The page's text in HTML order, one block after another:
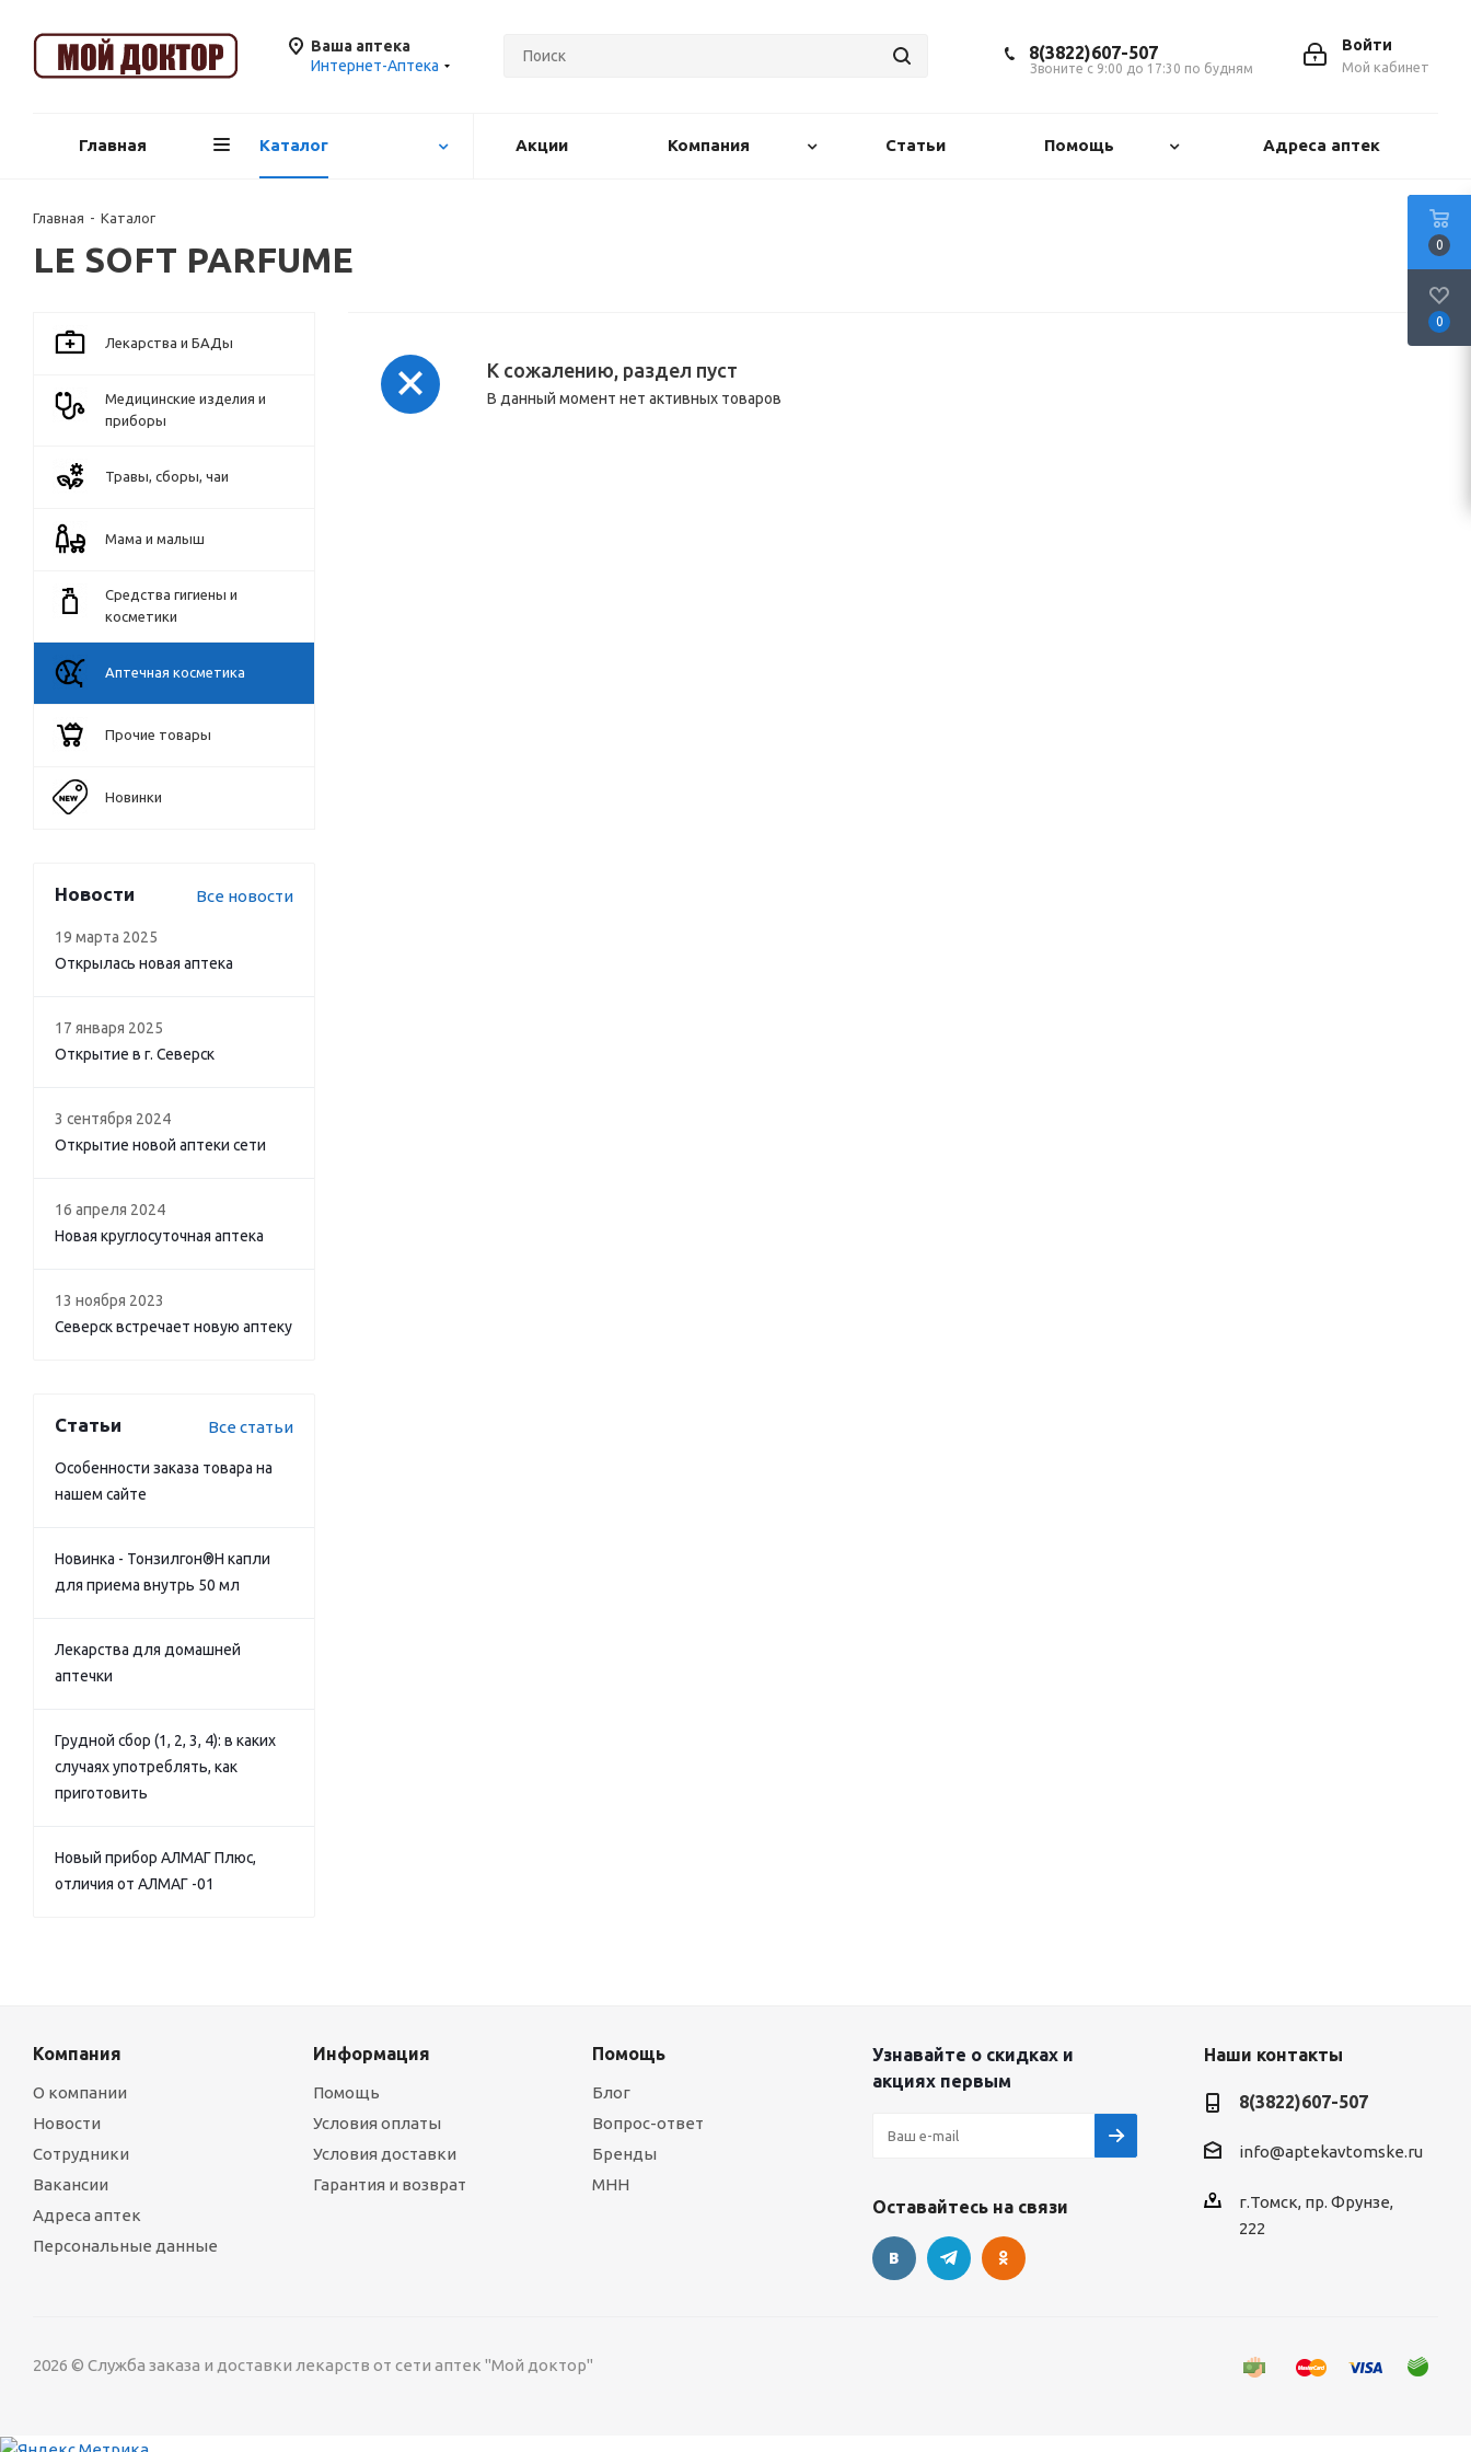
Ваша аптека
Интернет-Аптека
Войти
Мой кабинет
8(3822)607-507
Звоните с 9:00 до 17:30 по будням
Главная Каталог Акции Компания Статьи Помощь Адреса аптек
Главная - Каталог
LE SOFT PARFUME
К сожалению, раздел пуст
В данный момент нет активных товаров
Лекарства и БАДы
Медицинские изделия и
приборы
Травы, сборы, чаи
Мама и малыш
Средства гигиены и
косметики
Аптечная косметика
Прочие товары
Новинки
Новости Все новости
19 марта 2025
Открылась новая аптека
17 января 2025
Открытие в г. Северск
3 сентября 2024
Открытие новой аптеки сети
16 апреля 2024
Новая круглосуточная аптека
13 ноября 2023
Северск встречает новую аптеку
Статьи Все статьи
Особенности заказа товара на
нашем сайте
Новинка - Тонзилгон®Н капли
для приема внутрь 50 мл
Лекарства для домашней
аптечки
Грудной сбор (1, 2, 3, 4): в каких
случаях употреблять, как
приготовить
Новый прибор АЛМАГ Плюс,
отличия от АЛМАГ -01
Компания
О компании
Новости
Сотрудники
Вакансии
Адреса аптек
Персональные данные
Информация
Помощь
Условия оплаты
Условия доставки
Гарантия и возврат
Помощь
Блог
Вопрос-ответ
Бренды
МНН
Узнавайте о скидках и
акциях первым
Оставайтесь на связи
Наши контакты
8(3822)607-507
info@aptekavtomske.ru
г.Томск, пр. Фрунзе,
222
2026 © Служба заказа и доставки лекарств от сети аптек "Мой доктор"
0
0